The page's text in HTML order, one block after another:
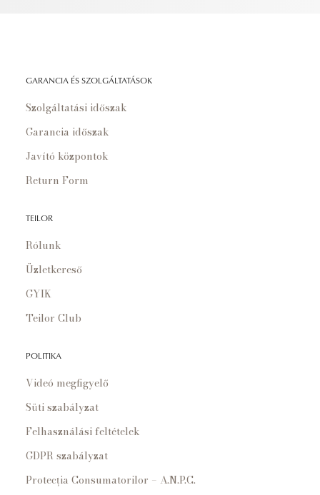
GARANCIA ÉS SZOLGÁLTATÁSOK
Szolgáltatási időszak
Garancia időszak
Javító központok
Return Form
TEILOR
Rólunk
Üzletkereső
GYIK
Teilor Club
POLITIKA
Videó megfigyelő
Süti szabályzat
Felhasználási feltételek
GDPR szabályzat
Protecția Consumatorilor – A.N.P.C.